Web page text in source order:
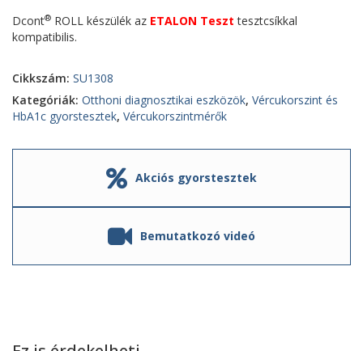
Dcont® ROLL készülék az ETALON Teszt tesztcsíkkal
kompatibilis.
Cikkszám: SU1308
Kategóriák: Otthoni diagnosztikai eszközök, Vércukorszint és
HbA1c gyorstesztek, Vércukorszintmérők
Akciós gyorstesztek
Bemutatkozó videó